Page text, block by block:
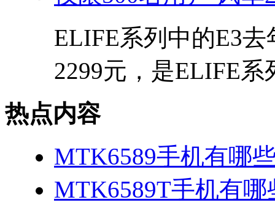
ELIFE系列中的E3
2299元，是ELIFE系
热点内容
MTK6589手机有哪
MTK6589T手机有